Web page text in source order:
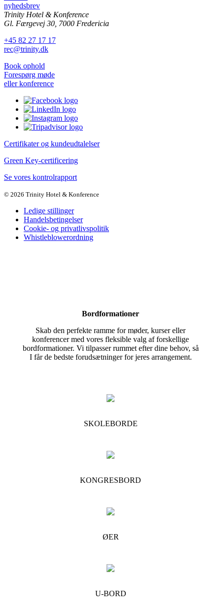
nyhedsbrev
Trinity Hotel & Konference
Gl. Færgevej 30, 7000 Fredericia
+45 82 27 17 17
rec@trinity.dk
Book ophold
Forespørg møde
eller konference
Certifikater og kundeudtalelser
Green Key-certificering
Se vores kontrolrapport
© 2026 Trinity Hotel & Konference
Ledige stillinger
Handelsbetingelser
Cookie- og privatlivspolitik
Whistleblowerordning
Bordformationer
Skab den perfekte ramme for møder, kurser eller
konferencer med vores fleksible valg af forskellige
bordformationer. Vi tilpasser rummet efter dine behov, så
I får de bedste forudsætninger for jeres arrangement.
SKOLEBORDE
KONGRESBORD
ØER
U-BORD